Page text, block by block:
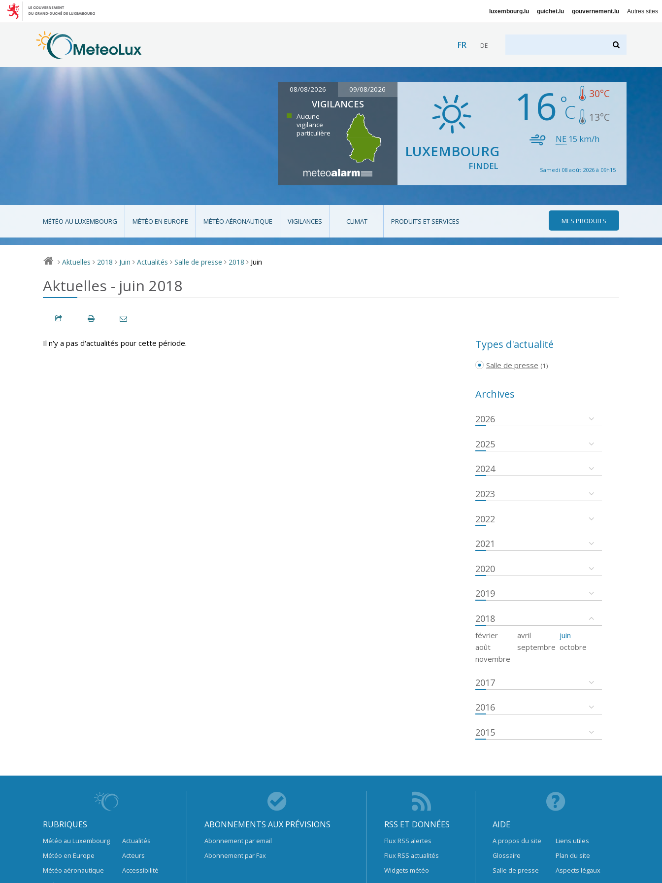
luxembourg.lu guichet.lu gouvernement.lu Autres sites
FR DE
08/08/2026 09/08/2026
VIGILANCES
Aucune
vigilance
particulière
LUXEMBOURG
FINDEL
16 30°C
13°C
NE 15 km/h
Samedi 08 août 2026 à 09h15
MÉTÉO AU LUXEMBOURG MÉTÉO EN EUROPE MÉTÉO AÉRONAUTIQUE VIGILANCES CLIMAT PRODUITS ET SERVICES MES PRODUITS
> Aktuelles > 2018 > Juin > Actualités > Salle de presse > 2018 > Juin
Aktuelles - juin 2018
Il n'y a pas d'actualités pour cette période. Types d'actualité
Salle de presse (1)
Archives
2026
2025
2024
2023
2022
2021
2020
2019
2018
février avril
juin
août
septembre octobre
novembre
2017
2016
2015
RUBRIQUES
Météo au Luxembourg
Météo en Europe
Météo aéronautique
Actualités
Acteurs
Accessibilité
ABONNEMENTS AUX PRÉVISIONS
Abonnement par email
Abonnement par Fax
RSS ET DONNÉES
Flux RSS alertes
Flux RSS actualités
Widgets météo
AIDE
A propos du site
Glossaire
Salle de presse
Liens utiles
Plan du site
Aspects légaux